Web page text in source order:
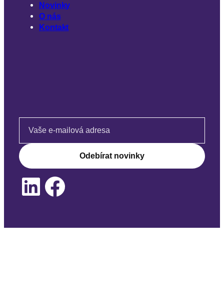
Novinky
O nás
Kontakt
LinkedIn
Facebook